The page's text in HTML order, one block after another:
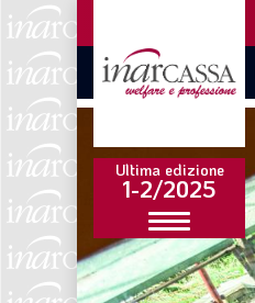
Ultima edizione
1-2/2025